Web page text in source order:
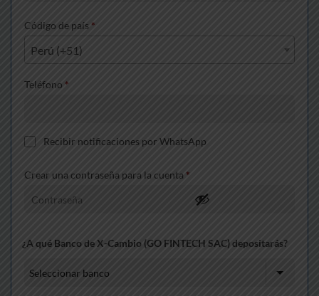
Código de país *
Perú (+51)
Teléfono *
Recibir notificaciones por WhatsApp
Crear una contraseña para la cuenta *
¿A qué Banco de X-Cambio (GO FINTECH SAC) depositarás?